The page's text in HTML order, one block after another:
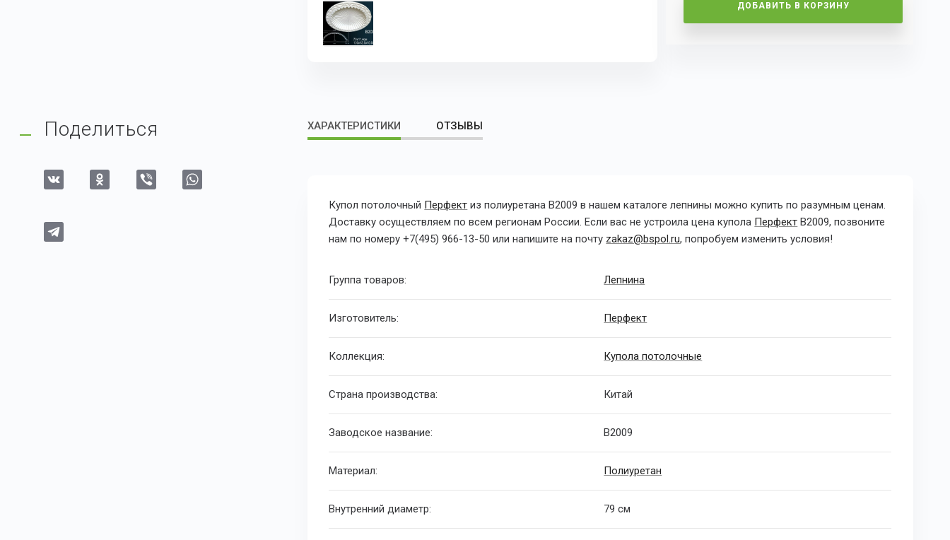
ДОБАВИТЬ В КОРЗИНУ
ХАРАКТЕРИСТИКИ ОТЗЫВЫ
Купол потолочный Перфект из полиуретана B2009 в нашем каталоге лепнины можно купить по разумным ценам.
Доставку осуществляем по всем регионам России. Если вас не устроила цена купола Перфект B2009, позвоните
нам по номеру +7(495) 966-13-50 или напишите на почту zakaz@bspol.ru,попробуем изменить условия!
Группа товаров: Лепнина
Изготовитель: Перфект
Коллекция: Купола потолочные
Страна производства: Китай
Заводское название: B2009
Материал: Полиуретан
Внутренний диаметр: 79 см
Поделиться